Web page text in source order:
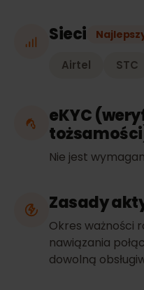
Sieci
Airtel STC
eKYC
Nie jest
Zasady
Okres ważności
nawiązania
dowolną